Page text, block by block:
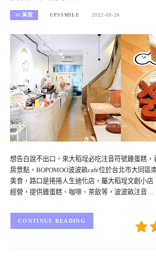
3C美妝 UPSSMILE 2022-08-26
想告白說不出口，來大稻埕必吃注音符號雞蛋糕，
房景點，BOPOMOO波波畝café位於台北市大同區
美食，路口是捲捲人生迪化店，屬大稻埕文創小店
經營，提供雞蛋糕、咖啡、茶飲等，波波畝注音…
CONTINUE READING